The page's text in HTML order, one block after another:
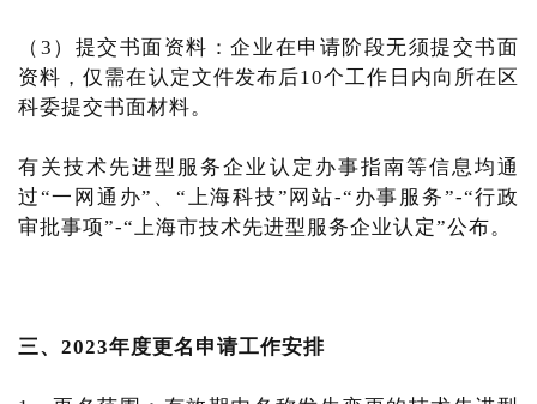
（3）提交书面资料：企业在申请阶段无须提交书面
资料，仅需在认定文件发布后10个工作日内向所在区
科委提交书面材料。
有关技术先进型服务企业认定办事指南等信息均通
过“一网通办”、“上海科技”网站-“办事服务”-“行政
审批事项”-“上海市技术先进型服务企业认定”公布。
三、2023年度更名申请工作安排